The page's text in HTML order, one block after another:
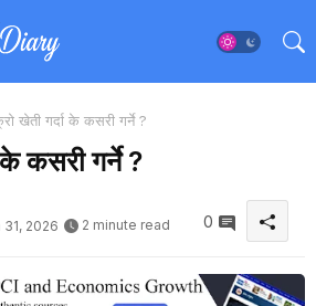
खेती गर्दा के कसरी गर्ने ?
कसरी गर्ने ?
2026
2 minute read 0